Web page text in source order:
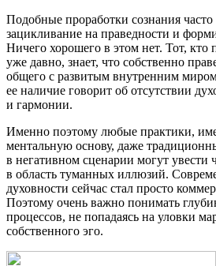
Подобные проработки сознания
зацикливание на праведности и
Ничего хорошего в этом нет. Тот, кто
уже давно, знает, что собственно
общего с развитым внутренним
ее наличие говорит об отсутствии
и гармонии.
Именно поэтому любые практики,
ментальную основу, даже
в негативном сценарии могут увести
в область туманных иллюзий.
духовности сейчас стал просто
Поэтому очень важно понимать
процессов, не попадаясь на уловки
собственного эго.